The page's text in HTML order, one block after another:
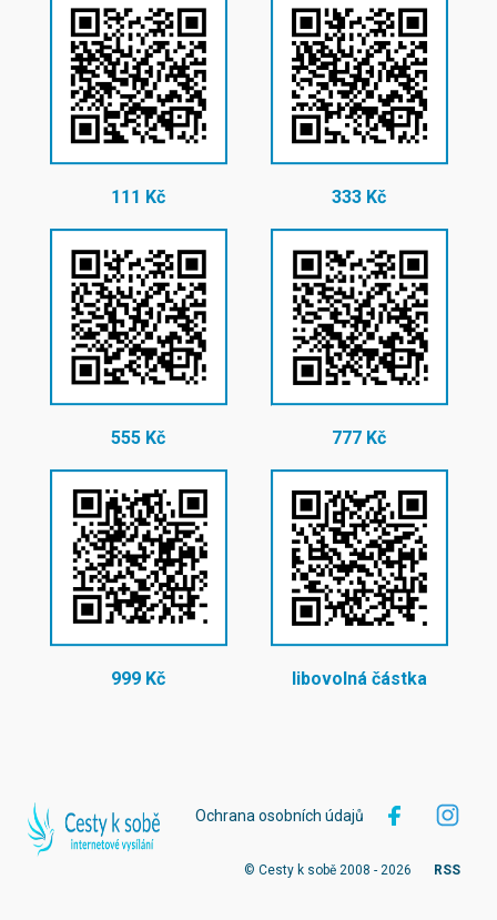
111 Kč 333 Kč
555 Kč 777 Kč
999 Kč libovolná částka
Ochrana osobních údajů
© Cesty k sobě 2008 - 2026 RSS